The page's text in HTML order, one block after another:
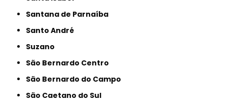
Santana de Parnaíba
Santo André
Suzano
São Bernardo Centro
São Bernardo do Campo
São Caetano do Sul